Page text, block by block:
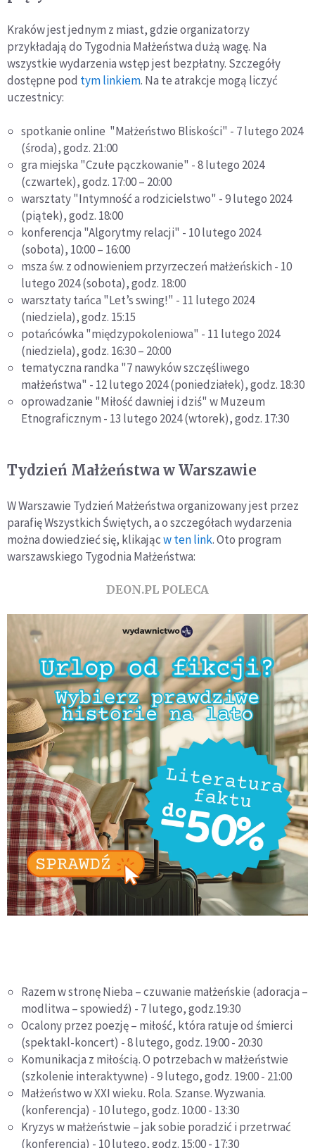
Kraków jest jednym z miast, gdzie organizatorzy
przykładają do Tygodnia Małżeństwa dużą wagę. Na
wszystkie wydarzenia wstęp jest bezpłatny. Szczegóły
dostępne pod tym linkiem. Na te atrakcje mogą liczyć
uczestnicy:
spotkanie online "Małżeństwo Bliskości" - 7 lutego 2024
(środa), godz. 21:00
gra miejska "Czułe pączkowanie" - 8 lutego 2024
(czwartek), godz. 17:00 – 20:00
warsztaty "Intymność a rodzicielstwo" - 9 lutego 2024
(piątek), godz. 18:00
konferencja "Algorytmy relacji" - 10 lutego 2024
(sobota), 10:00 – 16:00
msza św. z odnowieniem przyrzeczeń małżeńskich - 10
lutego 2024 (sobota), godz. 18:00
warsztaty tańca "Let’s swing!" - 11 lutego 2024
(niedziela), godz. 15:15
potańcówka "międzypokoleniowa" - 11 lutego 2024
(niedziela), godz. 16:30 – 20:00
tematyczna randka "7 nawyków szczęśliwego
małżeństwa" - 12 lutego 2024 (poniedziałek), godz. 18:30
oprowadzanie "Miłość dawniej i dziś" w Muzeum
Etnograficznym - 13 lutego 2024 (wtorek), godz. 17:30
Tydzień Małżeństwa w Warszawie
W Warszawie Tydzień Małżeństwa organizowany jest przez
parafię Wszystkich Świętych, a o szczegółach wydarzenia
można dowiedzieć się, klikającw ten link. Oto program
warszawskiego Tygodnia Małżeństwa:
DEON.PL POLECA
Razem w stronę Nieba – czuwanie małżeńskie (adoracja –
modlitwa – spowiedź) - 7 lutego, godz.19:30
Ocalony przez poezję – miłość, która ratuje od śmierci
(spektakl-koncert) - 8 lutego, godz. 19:00 - 20:30
Komunikacja z miłością. O potrzebach w małżeństwie
(szkolenie interaktywne) - 9 lutego, godz. 19:00 - 21:00
Małżeństwo w XXI wieku. Rola. Szanse. Wyzwania.
(konferencja) - 10 lutego, godz. 10:00 - 13:30
Kryzys w małżeństwie – jak sobie poradzić i przetrwać
(konferencja) - 10 lutego, godz. 15:00 - 17:30